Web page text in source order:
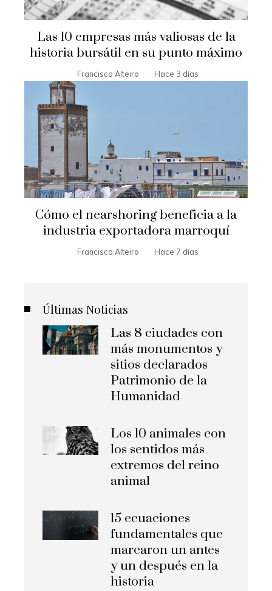
Las 10 empresas más valiosas de la
historia bursátil en su punto máximo
Francisco Alteiro Hace 3 días
Cómo el nearshoring beneficia a la
industria exportadora marroquí
Francisco Alteiro Hace 7 días
Últimas Noticias
Las 8 ciudades con
más monumentos y
sitios declarados
Patrimonio de la
Humanidad
Los 10 animales con
los sentidos más
extremos del reino
animal
15 ecuaciones
fundamentales que
marcaron un antes
y un después en la
historia